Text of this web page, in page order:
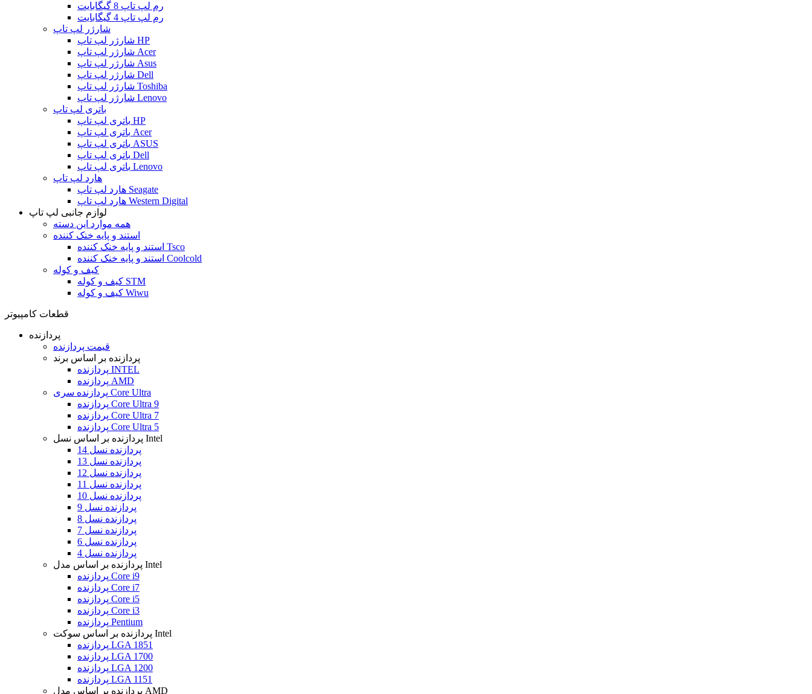
رم لپ تاپ 8 گیگابایت
رم لپ تاپ 4 گیگابایت
شارژر لپ تاپ
شارژر لپ تاپ HP
شارژر لپ تاپ Acer
شارژر لپ تاپ Asus
شارژر لپ تاپ Dell
شارژر لپ تاپ Toshiba
شارژر لپ تاپ Lenovo
باتری لپ تاپ
باتری لپ تاپ HP
باتری لپ تاپ Acer
باتری لپ تاپ ASUS
باتری لپ تاپ Dell
باتری لپ تاپ Lenovo
هارد لپ تاپ
هارد لپ تاپ Seagate
هارد لپ تاپ Western Digital
لوازم جانبی لپ تاپ
همه موارد این دسته
استند و پایه خنک کننده
استند و پایه خنک کننده Tsco
استند و پایه خنک کننده Coolcold
کیف و کوله
کیف و کوله STM
کیف و کوله Wiwu
قطعات کامپیوتر
پردازنده
قیمت پردازنده
پردازنده بر اساس برند
پردازنده INTEL
پردازنده AMD
پردازنده سری Core Ultra
پردازنده Core Ultra 9
پردازنده Core Ultra 7
پردازنده Core Ultra 5
پردازنده بر اساس نسل Intel
پردازنده نسل 14
پردازنده نسل 13
پردازنده نسل 12
پردازنده نسل 11
پردازنده نسل 10
پردازنده نسل 9
پردازنده نسل 8
پردازنده نسل 7
پردازنده نسل 6
پردازنده نسل 4
پردازنده بر اساس مدل Intel
پردازنده Core i9
پردازنده Core i7
پردازنده Core i5
پردازنده Core i3
پردازنده Pentium
پردازنده بر اساس سوکت Intel
پردازنده LGA 1851
پردازنده LGA 1700
پردازنده LGA 1200
پردازنده LGA 1151
پردازنده بر اساس مدل AMD